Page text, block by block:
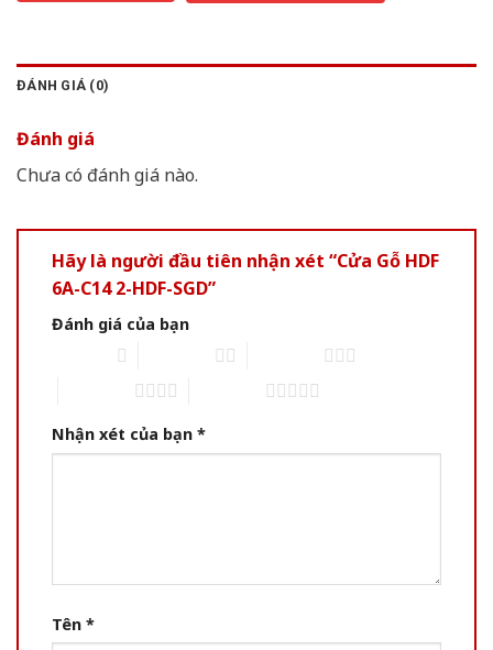
ĐÁNH GIÁ (0)
Đánh giá
Chưa có đánh giá nào.
Hãy là người đầu tiên nhận xét “Cửa Gỗ HDF
6A-C14 2-HDF-SGD”
Đánh giá của bạn
Nhận xét của bạn *
Tên *